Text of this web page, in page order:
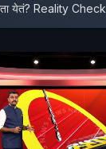
येतं? Reality Check